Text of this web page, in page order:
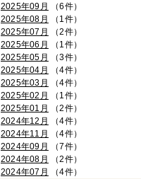
2025年09月
（6件）
2025年08月
（1件）
2025年07月
（2件）
2025年06月
（1件）
2025年05月
（3件）
2025年04月
（4件）
2025年03月
（4件）
2025年02月
（1件）
2025年01月
（2件）
2024年12月
（4件）
2024年11月
（4件）
2024年09月
（7件）
2024年08月
（2件）
2024年07月
（4件）